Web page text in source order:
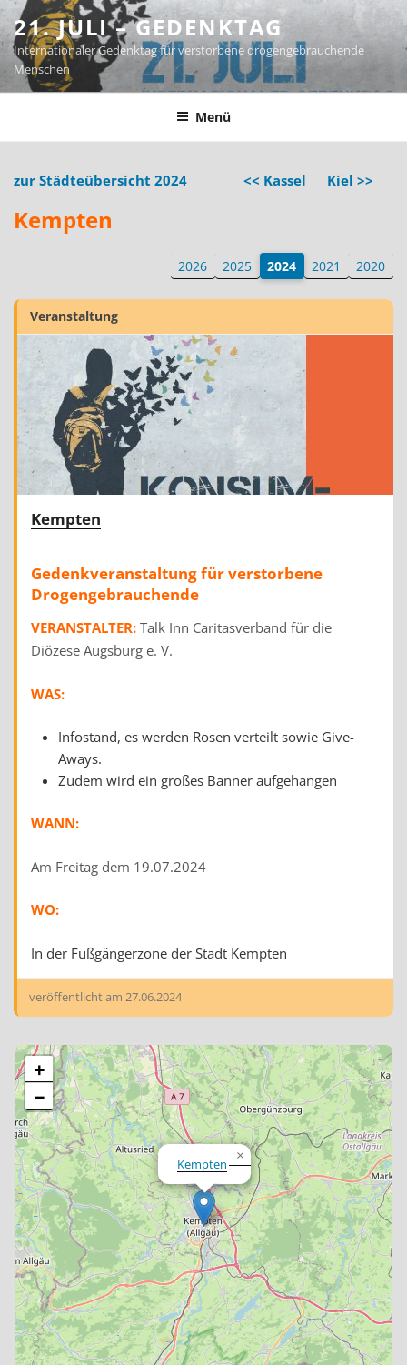
Zum
Inhalt
springen
21. JULI – GEDENKTAG
Internationaler Gedenktag für verstorbene drogengebrauchende
Menschen
Menü
zur Städteübersicht 2024 Kiel >>
<< Kassel
Kempten
2026 2025 2024 2021 2020
Veranstaltung
Kempten
Gedenkveranstaltung für verstorbene
Drogengebrauchende
VERANSTALTER: Talk Inn Caritasverband für die
Diözese Augsburg e. V.
WAS:
Infostand, es werden Rosen verteilt sowie Give-
Aways.
Zudem wird ein großes Banner aufgehangen
WANN:
Am Freitag dem 19.07.2024
WO:
In der Fußgängerzone der Stadt Kempten
veröffentlicht am 27.06.2024
Kempten ×
+
−